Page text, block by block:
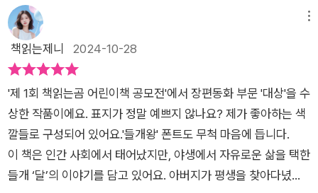
하는 강렬한 장면으로 남았습니다. 이야기가 진행될수록 달은 아
빠의 꿈이 자신의 꿈이 아님을 깨닫고 스스로의 길을 선택하게 됩
니다. 이는 성장 과정에서 부모나 사회의 기대를 벗어나 자신의
삶을 살아가려는 아이들의 고민을 대변합니다.“나는 달리기를 멈
추고 거친 숨을 몰아쉬었어. 그리고 천천히 노래를 불렀어. 들개
왕의 노래가 아닌 나의 노래를.”주체적인 삶에 대한 강렬한 선언
으로, 남의 욕망이 아닌 자신의 길을 선택한 달의 성장과 자유를
상징합니다.'떠돌이라서 어디든 갈 수 있고 어디든 머물 수 있지.
내 집은 내가 정하는 거야.'자유의 본질과 주체성을 단순하면서도
을 걸어야하기 때문이다. 구성원들을 지키기 위해서 힘든 일을 마
다하지 않는다. 리더의 눈빛은 다르다. 눈빛에 꿈이 담겨 있다. 리
더는 현실 너머의 꿈을 향해 나아가야 한다. 현실에 매몰된 리더
다. 평범한 사람도 꿈을 꾸면 리더가 될 수 있다. 들개왕 달처럼.
허황된 꿈이 아니다. 리더는 리더를 낳는다. 리더는 리더를 키워
야 한다. 진정한 리더는 남을 성장시킨다. 부모라면 자녀들에게
본을 보여야 하고 직장의 리더라면 당연히 구성원들에게 선한 영
향력을 발휘해야 한다. 리더를 보며 리더를 꿈꾸게 만들어야 한
책읽는제니 2024-10-28
'제 1회 책읽는곰 어린이책 공모전'에서 장편동화 부문 '대상'을 수
상한 작품이에요. 표지가 정말 예쁘지 않나요? 제가 좋아하는 색
깔들로 구성되어 있어요.'들개왕' 폰트도 무척 마음에 듭니다. ⠀
이 책은 인간 사회에서 태어났지만, 야생에서 자유로운 삶을 택한
들개 ‘달’의 이야기를 담고 있어요. 아버지가 평생을 찾아다녔던